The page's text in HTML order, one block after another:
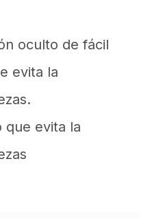
oculto de fácil
evita la
que evita la